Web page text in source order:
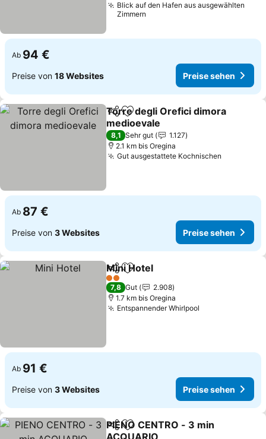
Blick auf den Hafen aus ausgewählten
Zimmern
Ab 94 €
Preise von 18 Websites Preise sehen
TeilenZu Favoriten hinzufügen
Torre degli Orefici dimora
medioevale
Preise sehen
8,1 Sehr gut
1.127
2.1 km bis Oregina
Gut ausgestattete Kochnischen
Ab 87 €
Preise von 3 Websites Preise sehen
TeilenZu Favoriten hinzufügen
Mini Hotel
2 Sterne
7,8 Gut
2.908
1.7 km bis Oregina
Entspannender Whirlpool
Ab 91 €
Preise von 3 Websites Preise sehen
TeilenZu Favoriten hinzufügen
PIENO CENTRO - 3 min
ACQUARIO